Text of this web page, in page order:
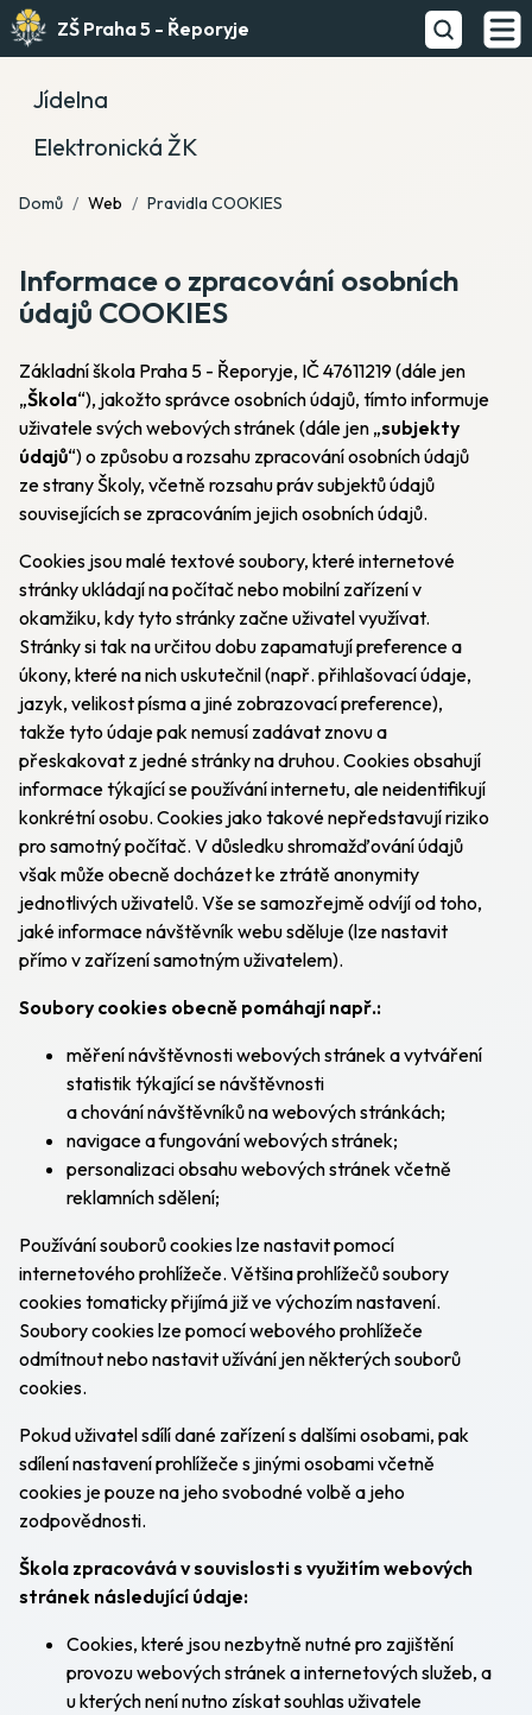
ZŠ Praha 5 - Řeporyje
Jídelna
Elektronická ŽK
Domů Web Pravidla COOKIES
Informace o zpracování osobních
údajů COOKIES
Základní škola Praha 5 - Řeporyje, IČ 47611219 (dále jen
„Škola“), jakožto správce osobních údajů, tímto informuje
uživatele svých webových stránek (dále jen „subjekty
údajů“) o způsobu a rozsahu zpracování osobních údajů
ze strany Školy, včetně rozsahu práv subjektů údajů
souvisejících se zpracováním jejich osobních údajů.
Cookies jsou malé textové soubory, které internetové
stránky ukládají na počítač nebo mobilní zařízení v
okamžiku, kdy tyto stránky začne uživatel využívat.
Stránky si tak na určitou dobu zapamatují preference a
úkony, které na nich uskutečnil (např. přihlašovací údaje,
jazyk, velikost písma a jiné zobrazovací preference),
takže tyto údaje pak nemusí zadávat znovu a
přeskakovat z jedné stránky na druhou. Cookies obsahují
informace týkající se používání internetu, ale neidentifikují
konkrétní osobu. Cookies jako takové nepředstavují riziko
pro samotný počítač. V důsledku shromažďování údajů
však může obecně docházet ke ztrátě anonymity
jednotlivých uživatelů. Vše se samozřejmě odvíjí od toho,
jaké informace návštěvník webu sděluje (lze nastavit
přímo v zařízení samotným uživatelem).
Soubory cookies obecně pomáhají např.:
měření návštěvnosti webových stránek a vytváření
statistik týkající se návštěvnosti
a chování návštěvníků na webových stránkách;
navigace a fungování webových stránek;
personalizaci obsahu webových stránek včetně
reklamních sdělení;
Používání souborů cookies lze nastavit pomocí
internetového prohlížeče. Většina prohlížečů soubory
cookies tomaticky přijímá již ve výchozím nastavení.
Soubory cookies lze pomocí webového prohlížeče
odmítnout nebo nastavit užívání jen některých souborů
cookies.
Pokud uživatel sdílí dané zařízení s dalšími osobami, pak
sdílení nastavení prohlížeče s jinými osobami včetně
cookies je pouze na jeho svobodné volbě a jeho
zodpovědnosti.
Škola zpracovává v souvislosti s využitím webových
stránek následující údaje:
Cookies, které jsou nezbytně nutné pro zajištění
provozu webových stránek a internetových služeb, a
u kterých není nutno získat souhlas uživatele